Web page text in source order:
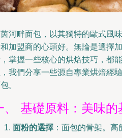
河畔面包，以其獨特的歐式風
加盟商的心頭好。無論是選擇
掌握一些核心的烘焙技巧，都
我們分享一些源自專業烘焙經
。
、 基礎原料：美味的
面粉的選擇 ：面包的骨架。